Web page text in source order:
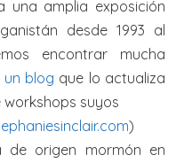
una amplia exposición
desde 1993 al
encontrar mucha
un blog que lo actualiza
suyos
)
de origen mormón en